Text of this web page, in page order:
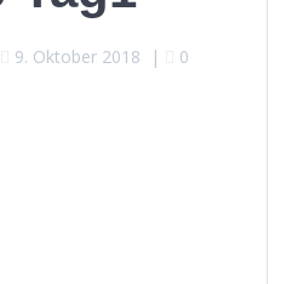
9. Oktober 2018 | 0